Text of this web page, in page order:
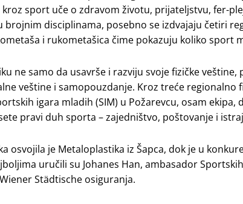
sport uče o zdravom životu, prijateljstvu, fer-
brojnim disciplinama, posebno se izdvajaju četiri
i rukometašica čime pokazuju koliko sport
ne samo da usavrše i razviju svoje fizičke
veštine i samopouzdanje. Kroz treće regionalno
igara mladih (SIM) u Požarevcu, osam ekipa,
pravi duh sporta – zajedništvo, poštovanje i
osvojila je Metaloplastika iz Šapca, dok je u
uručili su Johanes Han, ambasador
Städtische osiguranja.